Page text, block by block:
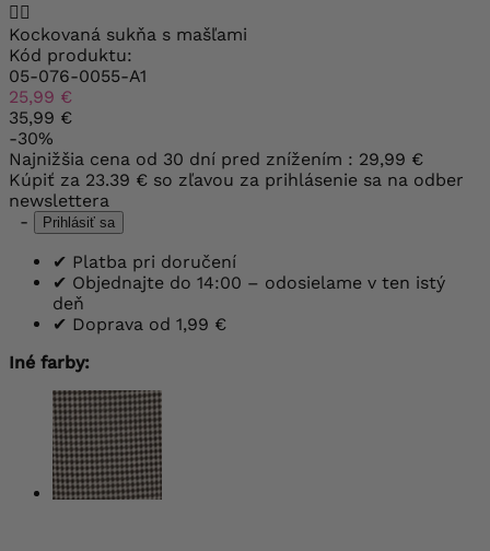

Kockovaná sukňa s mašľami
Kód produktu:
05-076-0055-A1
25,99 €
35,99 €
-30%
Najnižšia cena od 30 dní pred znížením : 29,99 €
Kúpiť za 23.39 € so zľavou za prihlásenie sa na odber
newslettera
-
Prihlásiť sa
✔ Platba pri doručení
✔ Objednajte do 14:00 – odosielame v ten istý
deň
✔ Doprava od 1,99 €
Iné farby: